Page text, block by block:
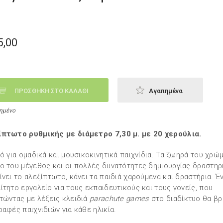
ΠΡΟΣΘΗΚΗ ΣΤΟ ΚΑΛΑΘΙ Αγαπημένα
ρυθμικής με διάμετρο 7,30 μ. με 20 χερούλια.
για ομαδικά και μουσικοκινητικά παιχνίδια. Τα ζωηρά του
του μέγεθος και οι πολλές δυνατότητες δημιουργίας
το αλεξίπτωτο, κάνει τα παιδιά χαρούμενα και δραστήρια.
εργαλείο για τους εκπαιδευτικούς και τους γονείς, που
με λέξεις κλειδιά parachute gamesστο διαδίκτυο θα
παιχνιδιών για κάθε ηλικία.